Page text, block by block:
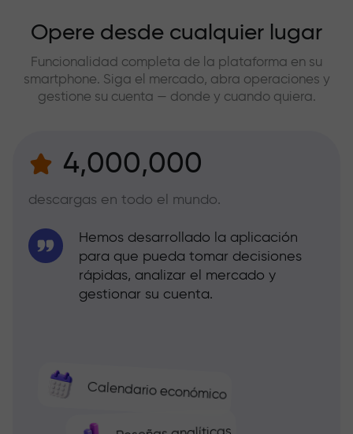
Opere desde cualquier lugar
Funcionalidad completa de la plataforma en su
smartphone. Siga el mercado, abra operaciones y
gestione su cuenta — donde y cuando quiera.
4,000,000
descargas en todo el mundo.
Calendario económico
Hemos desarrollado la aplicación
para que pueda tomar decisiones
rápidas, analizar el mercado y
gestionar su cuenta.